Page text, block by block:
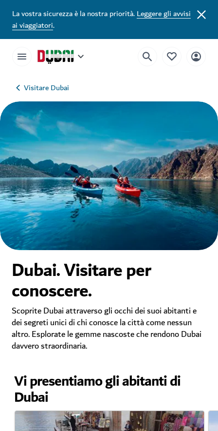
La vostra sicurezza è la nostra priorità.Leggere gli avvisi
ai viaggiatori.
Visitare Dubai
Dubai. Visitare per
conoscere.
Scoprite Dubai attraverso gli occhi dei suoi abitanti e
dei segreti unici di chi conosce la città come nessun
altro. Esplorate le gemme nascoste che rendono Dubai
davvero straordinaria.
Vi presentiamo gli abitanti di
Dubai